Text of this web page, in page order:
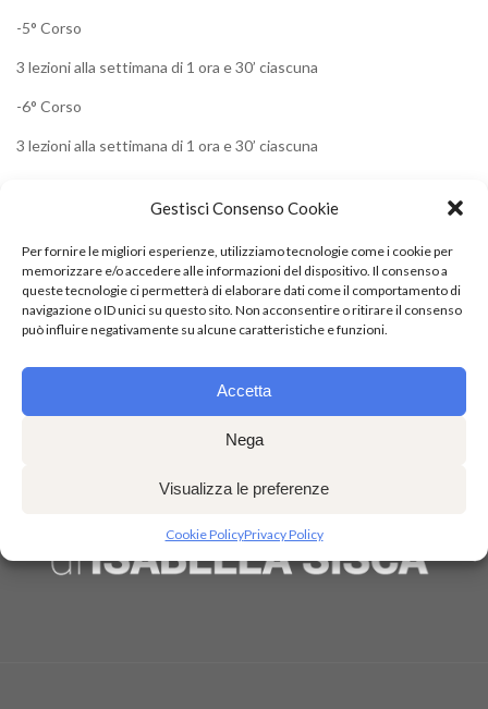
Gestisci Consenso Cookie
Per fornire le migliori esperienze, utilizziamo tecnologie come i cookie per
memorizzare e/o accedere alle informazioni del dispositivo. Il consenso a
queste tecnologie ci permetterà di elaborare dati come il comportamento di
navigazione o ID unici su questo sito. Non acconsentire o ritirare il consenso
può influire negativamente su alcune caratteristiche e funzioni.
Accetta
Nega
Visualizza le preferenze
Cookie PolicyPrivacy Policy
-5° Corso
3 lezioni alla settimana di 1 ora e 30’ ciascuna
-6° Corso
3 lezioni alla settimana di 1 ora e 30’ ciascuna
-8° Corso
3 lezioni alla settimana di 1 ora e 30’ ciascuna